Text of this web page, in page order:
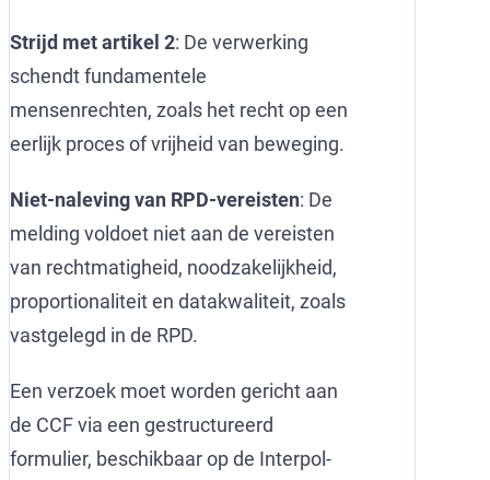
Strijd met artikel 2: De verwerking
schendt fundamentele
mensenrechten, zoals het recht op een
eerlijk proces of vrijheid van beweging.
Niet-naleving van RPD-vereisten: De
melding voldoet niet aan de vereisten
van rechtmatigheid, noodzakelijkheid,
proportionaliteit en datakwaliteit, zoals
vastgelegd in de RPD.
Een verzoek moet worden gericht aan
de CCF via een gestructureerd
formulier, beschikbaar op de Interpol-